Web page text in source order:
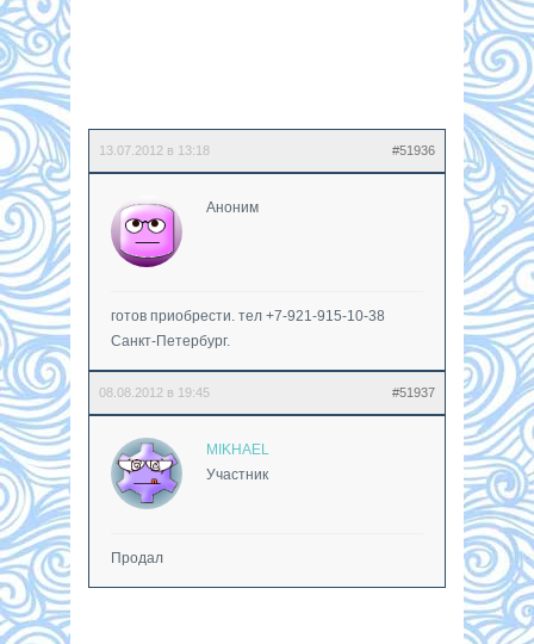
13.07.2012 в 13:18 #51936
Аноним
готов приобрести. тел +7-921-915-10-38
Санкт-Петербург.
08.08.2012 в 19:45 #51937
MIKHAEL
Участник
Продал